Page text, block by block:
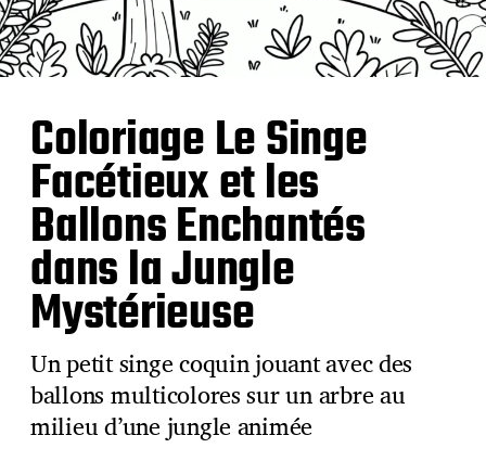
Coloriage Le Singe
Facétieux et les
Ballons Enchantés
dans la Jungle
Mystérieuse
Un petit singe coquin jouant avec des
ballons multicolores sur un arbre au
milieu d’une jungle animée